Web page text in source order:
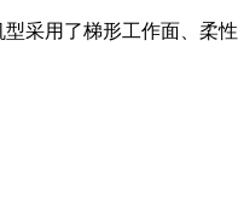
采用了梯形工作面、柔